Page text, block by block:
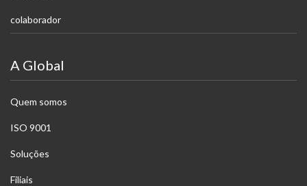
colaborador
A Global
Quem somos
ISO 9001
Soluções
Filiais